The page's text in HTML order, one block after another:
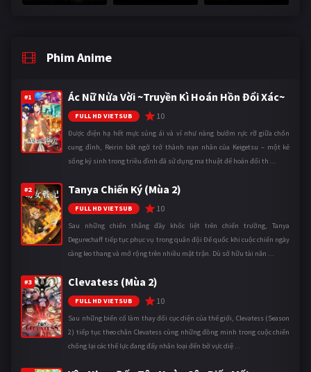
Phim Anime
#1 Ác Nữ Nửa Vời ~Truyền Kì Hoán Hồn Đổi Xác~
FULL HD VIETSUB 10
Được điện hạ hết mực sủng ái và ví như nàng bướm rực rỡ giữa chốn
cung đình, Reirin bất ngờ trở thành nạn nhân của Keigetsu – một kẻ
sống ký sinh trong triều đình đã sử dụng ma thuật để hoán đổi th ...
#2 Tanya Chiến Ký (Mùa 2)
FULL HD VIETSUB 10
Sau những chiến thắng đầy khốc liệt trên chiến trường, Tanya
Degurechaff tiếp tục phục vụ trong quân đội Đế quốc khi cuộc chiến ngày
càng leo thang và mở rộng trên nhiều mặt trận. Dù sở hữu tài năn ...
#3 Clevatess (Mùa 2)
FULL HD VIETSUB 10
Sau những biến cố làm thay đổi cục diện của thế giới, Clevatess (Season
2) tiếp tục theo chân Clevatess cùng những đồng minh trong cuộc chiến
chống lại các thế lực đang đẩy nhân loại đến bờ vực diệ ...